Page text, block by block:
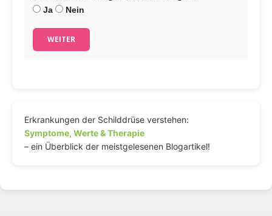
Ja
Nein
WEITER
Erkrankungen der Schilddrüse verstehen:
Symptome, Werte & Therapie
– ein Überblick der meistgelesenen Blogartikel!